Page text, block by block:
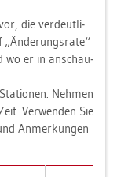
die ver­deut­li­
„Än­de­rungs­ra­te“
wo er in an­schau­
Neh­men
Ver­wen­den Sie
An­mer­kun­gen